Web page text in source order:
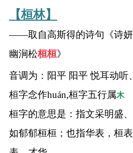
【桓林】
——取自高斯得的诗句《诗
幽涧松桓桓》
音调为：阳平 阳平 悦耳动听
桓字念作huán,桓字五行属木
桓字的意思是：指文采明盛
如郁郁桓桓；也指华表，桓